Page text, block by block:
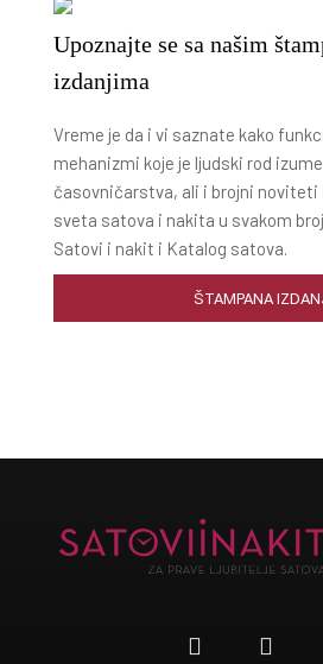
Upoznajte se sa našim
izdanjima
Vreme je da i vi saznate kako
mehanizmi koje je ljudski rod
časovničarstva, ali i brojni
sveta satova i nakita u svakom
Satovi i nakit i Katalog satova.
ŠTAMPANA